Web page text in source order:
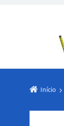
Início